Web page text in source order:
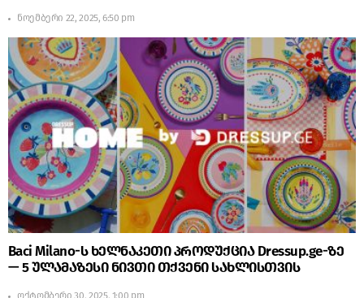
ნოემბერი 22, 2025, 6:50 pm
Baci Milano-ს ხელნაკეთი პროდუქცია Dressup.ge-ზე
— 5 ულამაზესი ნივთი თქვენი სახლისთვის
ოქტომბერი 30, 2025, 1:00 pm